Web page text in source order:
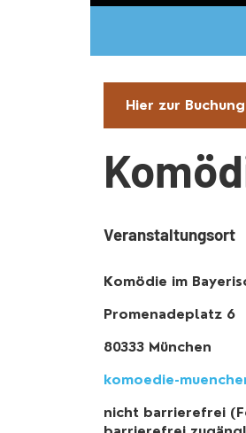
Hier zur
Veranstaltungsort
Komödie im
Promenadeplatz 6
80333 München
komoedie-
nicht barrierefrei